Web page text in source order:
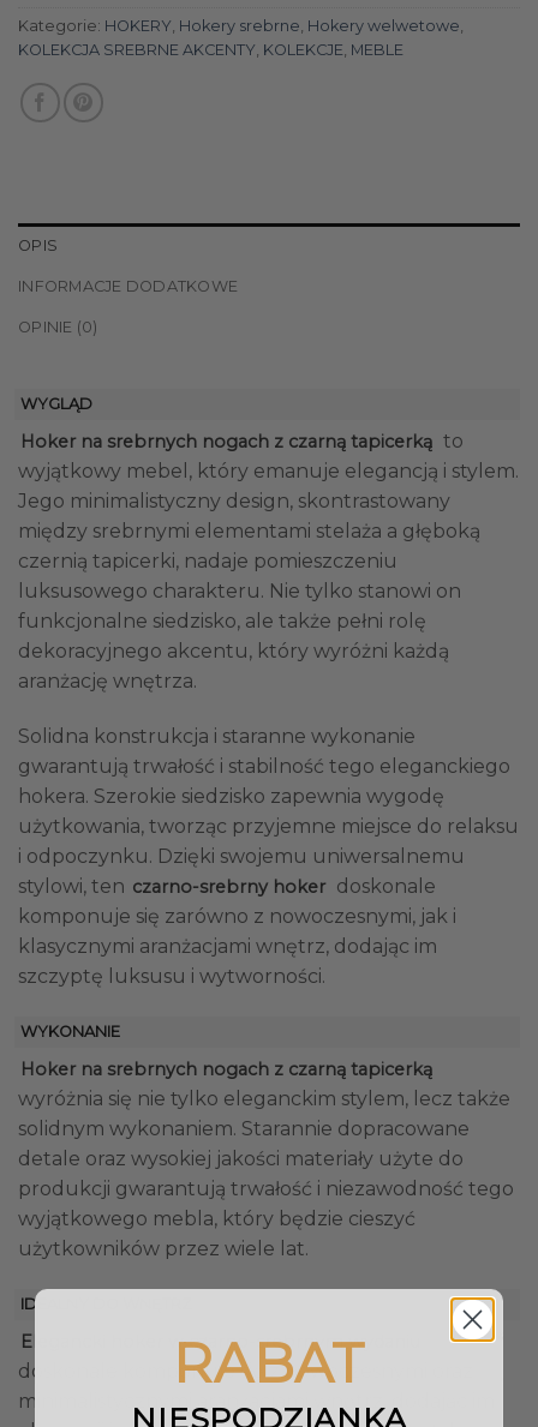
Kategorie: HOKERY Hokery srebrne Hokery welwetowe
KOLEKCJA SREBRNE AKCENTY KOLEKCJE MEBLE
OPIS
INFORMACJE DODATKOWE
OPINIE (0)
WYGLĄD
Hoker na srebrnych nogach z czarną tapicerką to
wyjątkowy mebel, który emanuje elegancją i stylem.
Jego minimalistyczny design, skontrastowany
między srebrnymi elementami stelaża a głęboką
czernią tapicerki, nadaje pomieszczeniu
luksusowego charakteru. Nie tylko stanowi on
funkcjonalne siedzisko, ale także pełni rolę
dekoracyjnego akcentu, który wyróżni każdą
aranżację wnętrza.
Solidna konstrukcja i staranne wykonanie
gwarantują trwałość i stabilność tego eleganckiego
hokera. Szerokie siedzisko zapewnia wygodę
użytkowania, tworząc przyjemne miejsce do relaksu
i odpoczynku. Dzięki swojemu uniwersalnemu
stylowi, ten czarno-srebrny hoker doskonale
komponuje się zarówno z nowoczesnymi, jak i
klasycznymi aranżacjami wnętrz, dodając im
szczyptę luksusu i wytworności.
WYKONANIE
Hoker na srebrnych nogach z czarną tapicerką
wyróżnia się nie tylko eleganckim stylem, lecz także
solidnym wykonaniem. Starannie dopracowane
detale oraz wysokiej jakości materiały użyte do
produkcji gwarantują trwałość i niezawodność tego
wyjątkowego mebla, który będzie cieszyć
użytkowników przez wiele lat.
IDEALNY DO WNĘTRZ
Elegancki hoker w czarno-srebrnym wydaniu
doskonale komponuje się z nowoczesnymi oraz
minimalistycznymi aranżacjami wnętrz, dodając im
RABAT
NIESPODZIANKA